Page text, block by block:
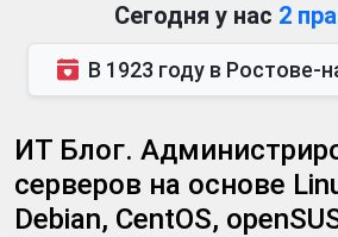
Сегодня у нас 2
В 1923 году в Ростове-на-Дону родился Виктор Михайлович Глушков.
ИТ Блог.
серверов на основе
Debian, CentOS,